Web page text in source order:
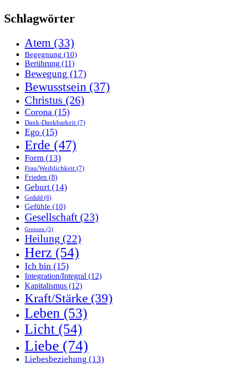
Schlagwörter
Atem (33)
Begegnung (10)
Berührung (11)
Bewegung (17)
Bewusstsein (37)
Christus (26)
Corona (15)
Dank-Dankbarkeit (7)
Ego (15)
Erde (47)
Form (13)
Frau/Weiblichkeit (7)
Frieden (8)
Geburt (14)
Geduld (6)
Gefühle (10)
Gesellschaft (23)
Grenzen (5)
Heilung (22)
Herz (54)
Ich bin (15)
Integration/Integral (12)
Kapitalismus (12)
Kraft/Stärke (39)
Leben (53)
Licht (54)
Liebe (74)
Liebesbeziehung (13)